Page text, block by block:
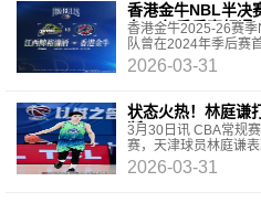
香港金牛NBL半决
在24年季后赛相遇
香港金牛2025-26赛
队曾在2024年季后赛
本赛季常规赛两次交
2026-03-31
状态火热！林庭谦
断
3月30日讯 CBA常规
赛，天津球员林庭谦
钟，投篮5中4，三分
抢断的
2026-03-31